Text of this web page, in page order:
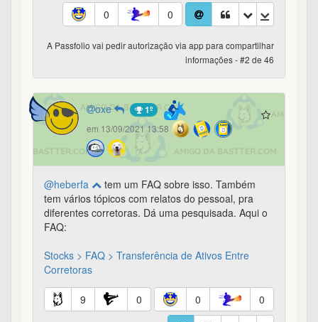
0
0
A Passfolio vai pedir autorização via app para compartilhar
informações - #2 de 46
oxe 1º
em 13/09/2021 13:58
@heberfa
tem um FAQ sobre isso. Também
tem vários tópicos com relatos do pessoal, pra
diferentes corretoras. Dá uma pesquisada. Aqui o
FAQ:
Stocks > FAQ > Transferência de Ativos Entre
Corretoras
9 0 0 0